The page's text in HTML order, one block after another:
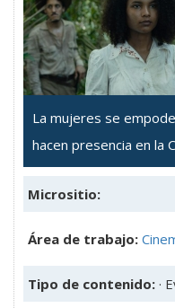
La mujeres se
hacen presencia en la
Micrositio:
Área de trabajo:
Tipo de contenido: ·